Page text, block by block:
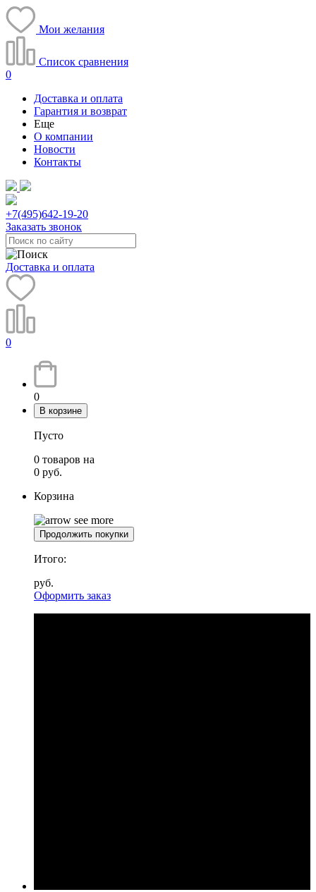
Мои желания
Список сравнения
0
Доставка и оплата
Гарантия и возврат
Еще
О компании
Новости
Контакты
+7(495)642-19-20
Заказать звонок
Доставка и оплата
0
0
В корзине
Пусто
0 товаров на
0 руб.
Корзина
Продолжить покупки
Итого:
руб.
Оформить заказ